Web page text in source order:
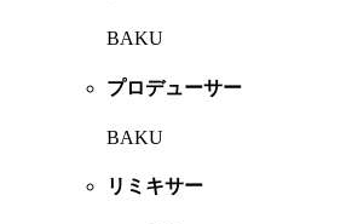
BAKU
プロデューサー
BAKU
リミキサー